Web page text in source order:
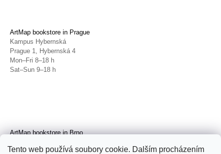
Tento web používá soubory cookie. Dalším procházením
ArtMap bookstore in Prague
Kampus Hybernská
Prague 1, Hybernská 4
Mon–Fri 8–18 h
Sat–Sun 9–18 h
ArtMap bookstore in Brno
Brno, Radnická 4